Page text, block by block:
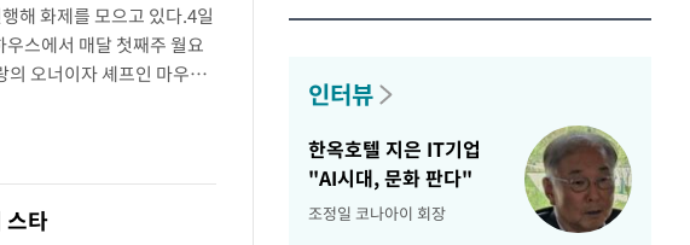
해 화제를 모으고 있다.4일
스에서 매달 첫째주 월요
의 오너이자 셰프인 마우라
했다"며 새로운 고객을 유
스타
인터뷰
한옥호텔 지은 IT기업
"AI시대, 문화 판다"
조정일 코나아이 회장